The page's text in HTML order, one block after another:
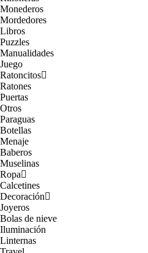
Monederos
Mordedores
Libros
Puzzles
Manualidades
Juego
Ratoncitos
Ratones
Puertas
Otros
Paraguas
Botellas
Menaje
Baberos
Muselinas
Ropa
Calcetines
Decoración
Joyeros
Bolas de nieve
Iluminación
Linternas